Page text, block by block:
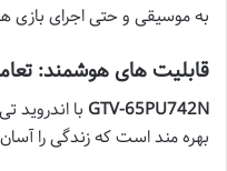
به موسیقی و حتی اجرای
قابلیت های هوشمند:
GTV-65PU742N با اندروید
بهره مند است که زندگی را